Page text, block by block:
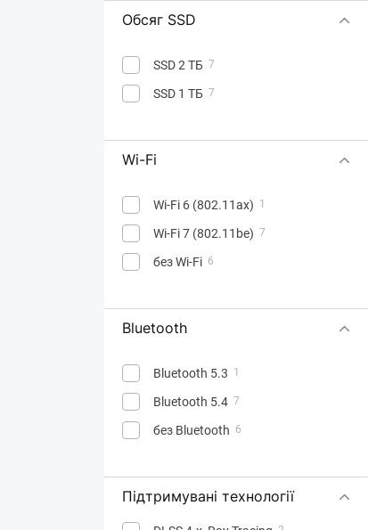
Обсяг SSD
SSD 2 ТБ 7
SSD 1 ТБ 7
Wi-Fi
Wi-Fi 6 (802.11ax) 1
Wi-Fi 7 (802.11be) 7
без Wi-Fi 6
Bluetooth
Bluetooth 5.3 1
Bluetooth 5.4 7
без Bluetooth 6
Підтримувані технології